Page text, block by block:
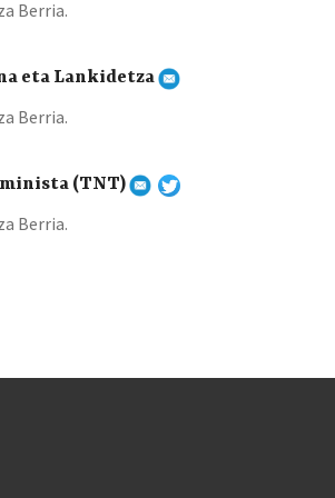
Berria.
eta Lankidetza
Berria.
(TNT)
Berria.